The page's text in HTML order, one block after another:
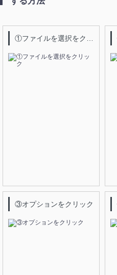
①ファイルを選択をクリック
③オプションをクリック